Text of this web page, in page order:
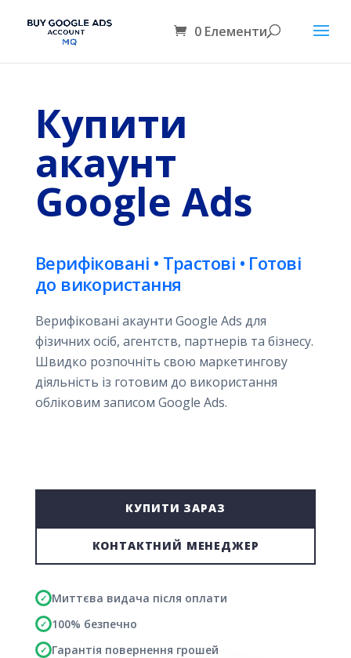
0 Елементи
Купити
акаунт
Google Ads
Верифіковані • Трастові • Готові
до використання
Верифіковані акаунти Google Ads для
фізичних осіб, агентств, партнерів та бізнесу.
Швидко розпочніть свою маркетингову
діяльність із готовим до використання
обліковим записом Google Ads.
КУПИТИ ЗАРАЗ
КОНТАКТНИЙ МЕНЕДЖЕР
✓ Миттєва видача після оплати
✓ 100% безпечно
✓ Гарантія повернення грошей